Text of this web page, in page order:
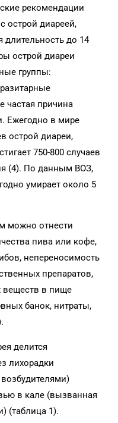
рекомендации
острой диареей,
длительность до 14
острой диареи
группы:
частая причина
Ежегодно в мире
острой диареи,
750-800 случаев
(4). По данным ВОЗ,
умирает около 5
можно отнести
пива или кофе,
непереносимость
препаратов,
веществ в пище
банок, нитраты,
делится
лихорадки
в кале (вызванная
(таблица 1).